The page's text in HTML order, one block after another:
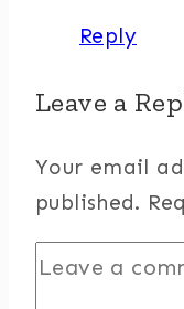
Reply
Leave a
Your email
published.